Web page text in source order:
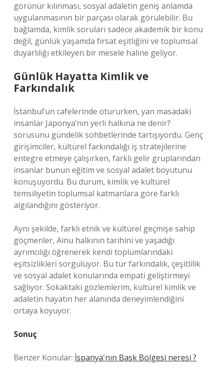
görünür kılınması, sosyal adaletin geniş anlamda
uygulanmasının bir parçası olarak görülebilir. Bu
bağlamda, kimlik soruları sadece akademik bir konu
değil, günlük yaşamda fırsat eşitliğini ve toplumsal
duyarlılığı etkileyen bir mesele haline geliyor.
Günlük Hayatta Kimlik ve
Farkındalık
İstanbul’un cafelerinde otururken, yan masadaki
insanlar Japonya’nın yerli halkına ne denir?
sorusunu gündelik sohbetlerinde tartışıyordu. Genç
girişimciler, kültürel farkındalığı iş stratejilerine
entegre etmeye çalışırken, farklı gelir gruplarından
insanlar bunun eğitim ve sosyal adalet boyutunu
konuşuyordu. Bu durum, kimlik ve kültürel
temsiliyetin toplumsal katmanlara göre farklı
algılandığını gösteriyor.
Aynı şekilde, farklı etnik ve kültürel geçmişe sahip
göçmenler, Ainu halkının tarihini ve yaşadığı
ayrımcılığı öğrenerek kendi toplumlarındaki
eşitsizlikleri sorguluyor. Bu tür farkındalık, çeşitlilik
ve sosyal adalet konularında empati geliştirmeyi
sağlıyor. Sokaktaki gözlemlerim, kültürel kimlik ve
adaletin hayatın her alanında deneyimlendiğini
ortaya koyuyor.
Sonuç
Benzer Konular: İspanya'nın Bask Bölgesi neresi ?